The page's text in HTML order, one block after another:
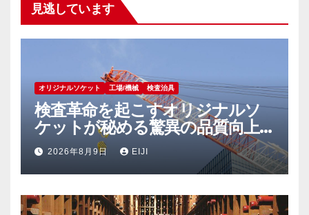
見逃しています
オリジナルソケット 工場/機械 検査治具
検査革命を起こすオリジナルソ
ケットが秘める驚異の品質向上
効果
2026年8月9日 EIJI